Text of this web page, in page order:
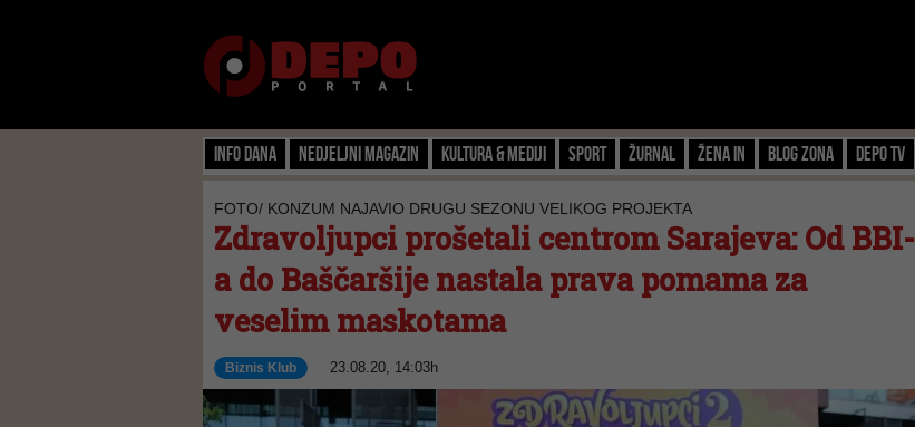
Info dana Nedjeljni magazin Kultura & Mediji Sport Žurnal Žena IN Blog zona Depo TV
FOTO/ KONZUM NAJAVIO DRUGU SEZONU VELIKOG PROJEKTA
Zdravoljupci prošetali centrom Sarajeva: Od BBI-
a do Baščaršije nastala prava pomama za
veselim maskotama
Biznis Klub 23.08.20, 14:03h